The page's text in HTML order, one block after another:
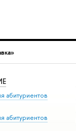
абитуриентов
абитуриентов